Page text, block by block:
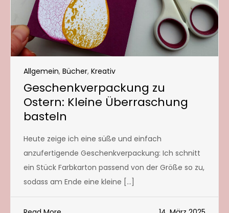
Allgemein, Bücher, Kreativ
Geschenkverpackung zu
Ostern: Kleine Überraschung
basteln
Heute zeige ich eine süße und einfach
anzufertigende Geschenkverpackung: Ich schnitt
ein Stück Farbkarton passend von der Größe so zu,
sodass am Ende eine kleine […]